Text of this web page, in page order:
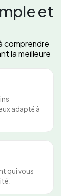
et
comprendre
la meilleure
adapté à
qui vous